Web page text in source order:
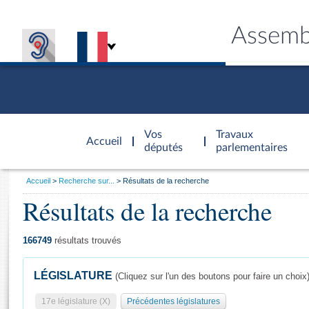
Accueil
d'accueil
Vos
députés
Travaux
parlementaires
Général
Vous
Accueil Recherche sur... Résultats de la recherche
Résultats de la recherche
166749 résultats trouvés
LÉGISLATURE (Cliquez sur l'un des boutons pour faire un choix)
17e législature (X) Précédentes législatures